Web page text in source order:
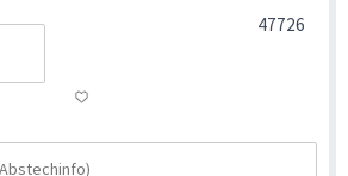
47726